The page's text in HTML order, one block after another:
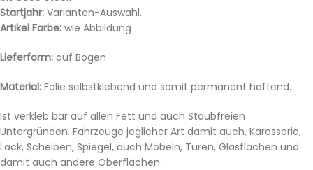
Startjahr: Varianten-Auswahl.
Artikel Farbe: wie Abbildung
Lieferform: auf Bogen
Material: Folie selbstklebend und somit permanent haftend.
Ist verkleb bar auf allen Fett und auch Staubfreien
Untergründen. Fahrzeuge jeglicher Art damit auch, Karosserie,
Lack, Scheiben, Spiegel, auch Möbeln, Türen, Glasflächen und
damit auch andere Oberflächen.